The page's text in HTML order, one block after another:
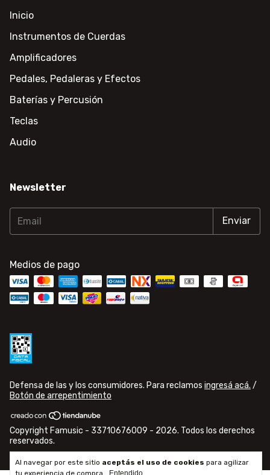
Al navegar por este sitio aceptás el uso de cookies para agilizar
tu experiencia de compra.
Entendido
Inicio
Instrumentos de Cuerdas
Amplificadores
Pedales, Pedaleras y Efectos
Baterías y Percusión
Teclas
Audio
Newsletter
Medios de pago
Defensa de las y los consumidores. Para reclamos ingresá acá. /
Botón de arrepentimiento
Copyright Famusic - 33710676009 - 2026. Todos los derechos
reservados.